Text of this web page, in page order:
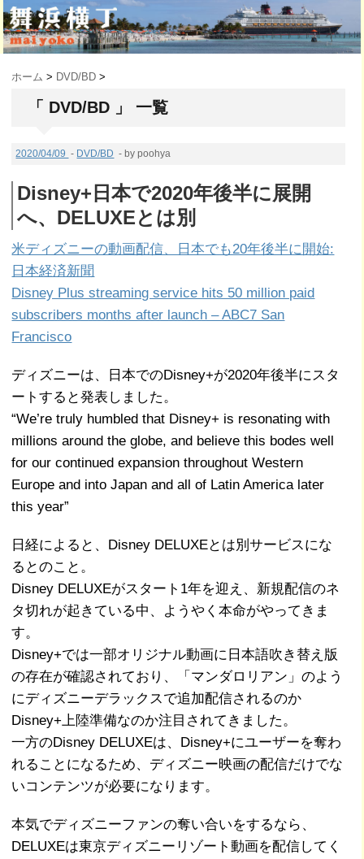
ホーム > DVD/BD >
「 DVD/BD 」 一覧
2020/04/09 - DVD/BD - by poohya
Disney+日本で2020年後半に展開
へ、DELUXEとは別
米ディズニーの動画配信、日本でも20年後半に開始:
日本経済新聞
Disney Plus streaming service hits 50 million paid
subscribers months after launch – ABC7 San
Francisco
ディズニーは、日本でのDisney+が2020年後半にスタ
ートすると発表しました。
“We’re truly humbled that Disney+ is resonating with
millions around the globe, and believe this bodes well
for our continued expansion throughout Western
Europe and into Japan and all of Latin America later
this year”
日経によると、Disney DELUXEとは別サービスにな
るとのこと。
Disney DELUXEがスタート1年を迎え、新規配信のネ
タ切れが起きている中、ようやく本命がやってきま
す。
Disney+では一部オリジナル動画に日本語吹き替え版
の存在が確認されており、「マンダロリアン」のよう
にディズニーデラックスで追加配信されるのか
Disney+上陸準備なのか注目されてきました。
一方のDisney DELUXEは、Disney+にユーザーを奪わ
れることになるため、ディズニー映画の配信だけでな
いコンテンツが必要になります。
本気でディズニーファンの奪い合いをするなら、
DELUXEは東京ディズニーリゾート動画を配信してく